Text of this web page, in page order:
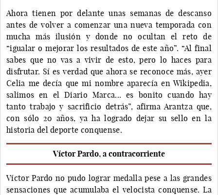
Ahora tienen por delante unas semanas de descanso
antes de volver a comenzar una nueva temporada con
mucha más ilusión y donde no ocultan el reto de
“igualar o mejorar los resultados de este año”. “Al final
sabes que no vas a vivir de esto, pero lo haces para
disfrutar. Sí es verdad que ahora se reconoce más, ayer
Celia me decía que mi nombre aparecía en Wikipedia,
salimos en el Diario Marca... es bonito cuando hay
tanto trabajo y sacrificio detrás”, afirma Arantza que,
con sólo 20 años, ya ha logrado dejar su sello en la
historia del deporte conquense.
Víctor Pardo, a contracorriente
Víctor Pardo no pudo lograr medalla pese a las grandes
sensaciones que acumulaba el velocista conquense. La